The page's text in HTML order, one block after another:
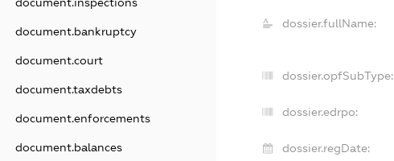
document.bankruptcy
document.court
document.taxdebts
document.enforcements
document.balances
dossier.fullName:
dossier.opfSubType:
dossier.edrpo:
dossier.regDate: